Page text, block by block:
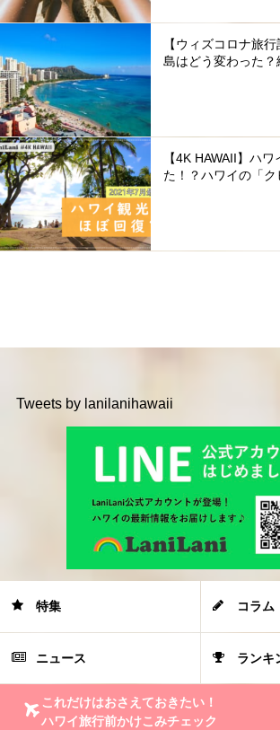
【ウィズコロナ旅
島はどう変わった？
【4K HAWAII】ハ
た！？ハワイの「ク
Tweets by lanilanihawaii
特集 コラム
ニュース ランキ
これだけはおさえておきたい！
ハワイ旅行前かけこみチェック